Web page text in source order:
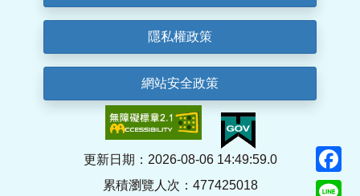
隱私權政策
網站安全政策
更新日期：2026-08-06 14:49:59.0
累積瀏覽人次：477425018